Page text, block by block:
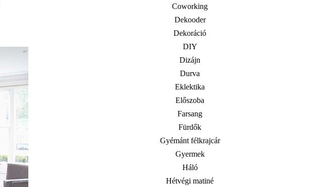
Coworking
Dekooder
Dekoráció
DIY
Dizájn
Durva
Eklektika
Előszoba
Farsang
Fürdők
Gyémánt félkrajcár
Gyermek
Háló
Hétvégi matiné